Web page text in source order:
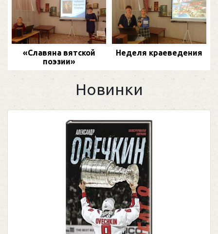
«Славяна вятской
поэзии»
Неделя краеведения
Новинки